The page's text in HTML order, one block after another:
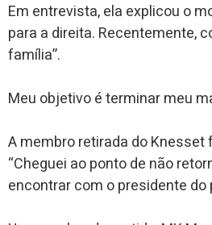
Em entrevista, ela explicou o
para a direita. Recentemente,
família”.
Meu objetivo é terminar meu
A membro retirada do
“Cheguei ao ponto de não
encontrar com o presidente